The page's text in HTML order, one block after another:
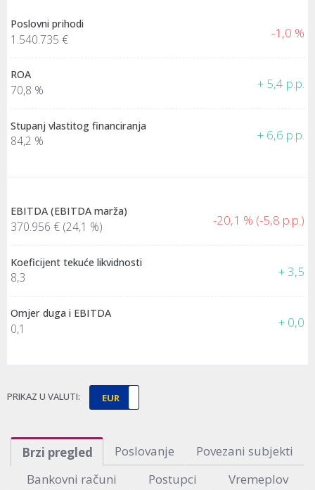
Poslovni prihodi
1.540.735 € -1,0 %
ROA
70,8 % + 5,4 p.p.
Stupanj vlastitog financiranja
84,2 % + 6,6 p.p.
EBITDA (EBITDA marža)
370.956 € (24,1 %) -20,1 % (-5,8 p.p.)
Koeficijent tekuće likvidnosti
8,3 + 3,5
Omjer duga i EBITDA
0,1 + 0,0
PRIKAZ U VALUTI: EUR
Brzi pregled Poslovanje
Povezani subjekti
Bankovni računi
Postupci Vremeplov